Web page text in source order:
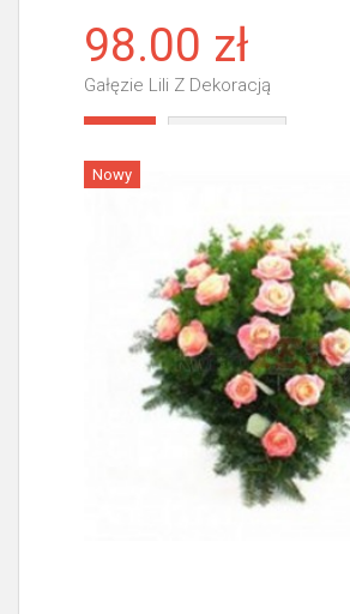
98.00 zł
Gałęzie Lili Z Dekoracją
Nowy